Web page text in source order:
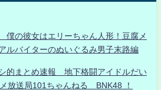
の彼女はエリーちゃん人形！豆腐メ
ルバイターのぬいぐるみ男子末路編
的まとめ速報 地下格闘アイドルだい
放送局101ちゃんねる BNK48 ！